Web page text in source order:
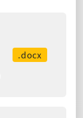
.docx